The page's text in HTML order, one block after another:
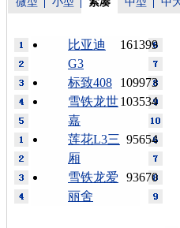
161399
比亚迪
G3
109973
标致408
103534
雪铁龙世
嘉
95654
莲花L3三
厢
93670
雪铁龙爱
丽舍